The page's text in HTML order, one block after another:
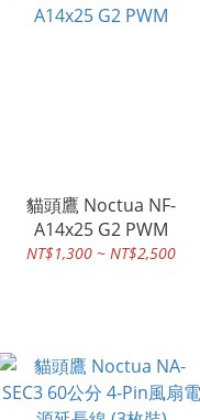
貓頭鷹 Noctua NF-
A14x25 G2 PWM
NT$1,300 ~ NT$2,500